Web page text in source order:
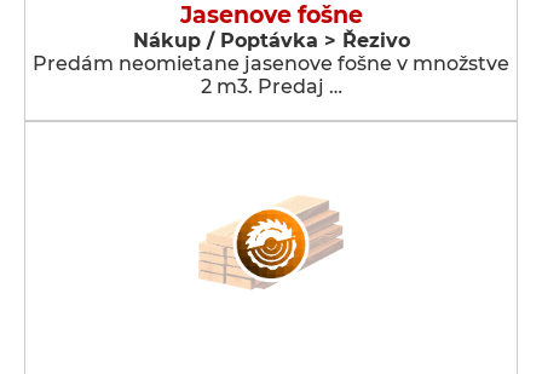
Jasenove fošne
Nákup / Poptávka > Řezivo
Predám neomietane jasenove fošne v množstve
2 m3. Predaj …